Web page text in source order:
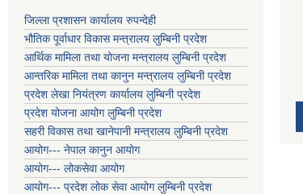
जिल्ला प्रशासन कार्यालय रुपन्देही
भौतिक पूर्वाधार विकास मन्त्रालय लुम्बिनी प्रदेश
आर्थिक मामिला तथा योजना मन्त्रालय लुम्बिनी प्रदेश
आन्तरिक मामिला तथा कानुन मन्त्रालय लुम्बिनी प्रदेश
प्रदेश लेखा नियंत्रण कार्यालय लुम्बिनी प्रदेश
प्रदेश योजना आयोग लुम्बिनी प्रदेश
सहरी विकास तथा खानेपानी मन्त्रालय लुम्बिनी प्रदेश
आयोग--- नेपाल कानुन आयोग
आयोग--- लोकसेवा आयोग
आयोग--- प्रदेश लोक सेवा आयोग लुम्बिनी प्रदेश